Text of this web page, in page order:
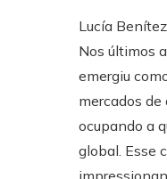
Lucía Benítez
Nos últimos
emergiu
mercados de
ocupando a
global. Esse